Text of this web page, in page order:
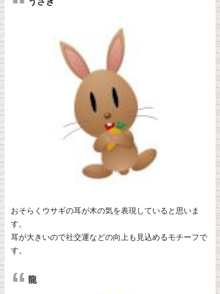
おそらくウサギの耳が木の気を表現していると思いま
す。
耳が大きいので社交運などの向上も見込めるモチーフで
す。
龍